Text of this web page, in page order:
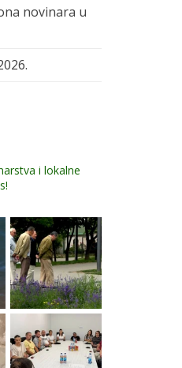
novinara u
i lokalne